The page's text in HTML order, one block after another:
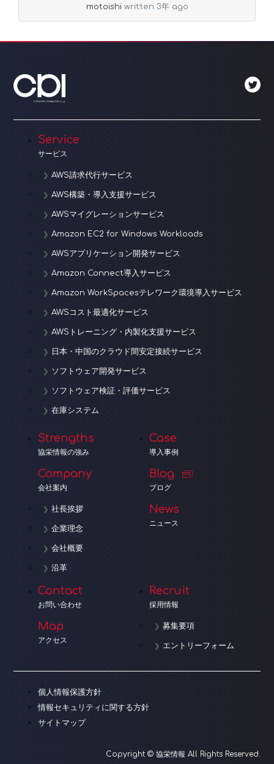
motoishi written 3年 ago
Service
サービス
AWS請求代行サービス
AWS構築・導入支援サービス
AWSマイグレーションサービス
Amazon EC2 for Windows Workloads
AWSアプリケーション開発サービス
Amazon Connect導入サービス
Amazon WorkSpacesテレワーク環境導入サービス
AWSコスト最適化サービス
AWSトレーニング・内製化支援サービス
日本・中国のクラウド間安定接続サービス
ソフトウェア開発サービス
ソフトウェア検証・評価サービス
在庫システム
Strengths
協栄情報の強み
Company
会社案内
社長挨拶
企業理念
会社概要
沿革
Case
導入事例
Blog
ブログ
News
ニュース
Contact
お問い合わせ
Map
アクセス
Recruit
採用情報
募集要項
エントリーフォーム
個人情報保護方針
情報セキュリティに関する方針
サイトマップ
Copyright © 協栄情報 All Rights Reserved.